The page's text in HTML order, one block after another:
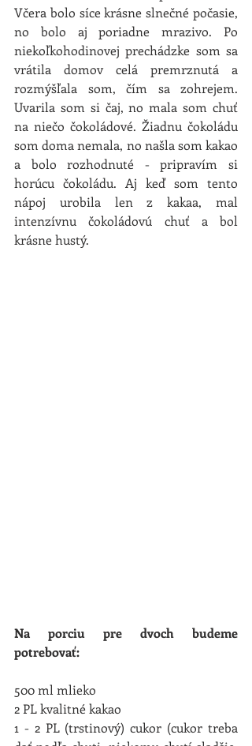
Včera bolo síce krásne slnečné počasie,
no bolo aj poriadne mrazivo. Po
niekoľkohodinovej prechádzke som sa
vrátila domov celá premrznutá a
rozmýšľala som, čím sa zohrejem.
Uvarila som si čaj, no mala som chuť
na niečo čokoládové. Žiadnu čokoládu
som doma nemala, no našla som kakao
a bolo rozhodnuté - pripravím si
horúcu čokoládu. Aj keď som tento
nápoj urobila len z kakaa, mal
intenzívnu čokoládovú chuť a bol
krásne hustý.
Na porciu pre dvoch budeme
potrebovať:
500 ml mlieko
2 PL kvalitné kakao
1 - 2 PL (trstinový) cukor (cukor treba